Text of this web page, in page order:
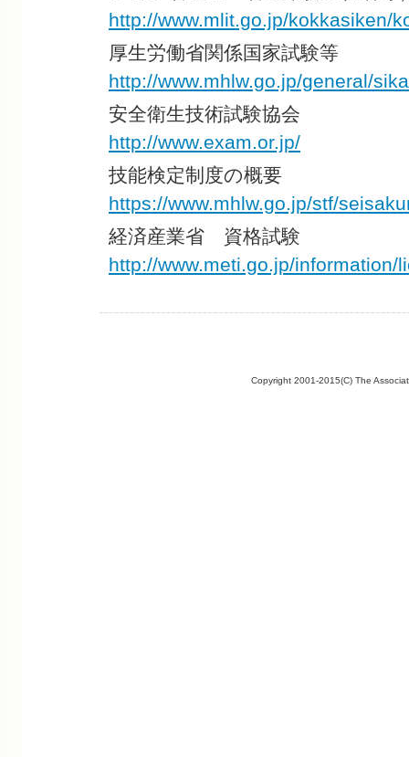
http://www.mlit.go.jp/kokkasiken/
厚生労働省関係国家試験等
http://www.mhlw.go.jp/general/
安全衛生技術試験協会
http://www.exam.or.jp/
技能検定制度の概要
https://www.mhlw.go.jp/stf/
経済産業省 資格試験
http://www.meti.go.jp/information/
Copyright 2001-2015(C) The